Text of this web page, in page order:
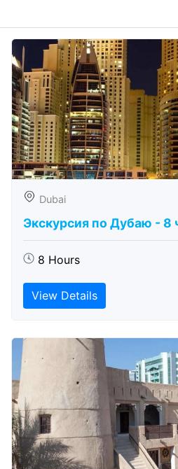
Dubai
Экскурсия по Дубаю - 8
8 Hours
View Details